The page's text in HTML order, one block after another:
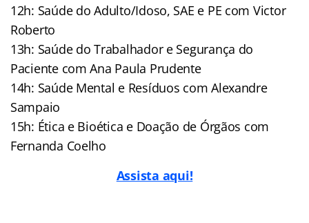
12h: Saúde do Adulto/Idoso, SAE e PE com Victor
Roberto
13h: Saúde do Trabalhador e Segurança do
Paciente com Ana Paula Prudente
14h: Saúde Mental e Resíduos com Alexandre
Sampaio
15h: Ética e Bioética e Doação de Órgãos com
Fernanda Coelho
Assista aqui!